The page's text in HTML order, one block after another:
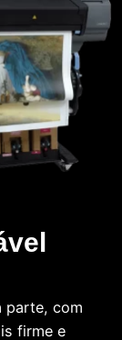
parte, com
firme e